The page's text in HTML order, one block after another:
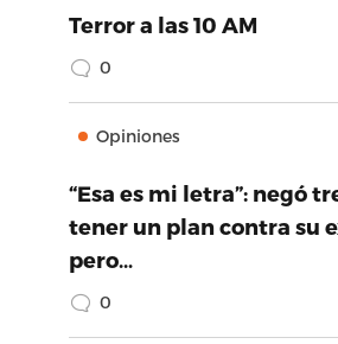
Terror a las 10 AM
0
Opiniones
“Esa es mi letra”: negó
tener un plan contra su
pero…
0